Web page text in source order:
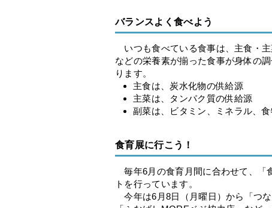
バランスよく食べよう
いつも食べている食事は、主食・
などの栄養素が揃った食事が身体の
ります。
主食は、炭水化物の供給源
主菜は、タンパク質の供給源
副菜は、ビタミン、ミネラル、
食育展に行こう！
毎年6月の食育月間に合わせて、「
トを行っています。
今年は6月8日（月曜日）から「つ